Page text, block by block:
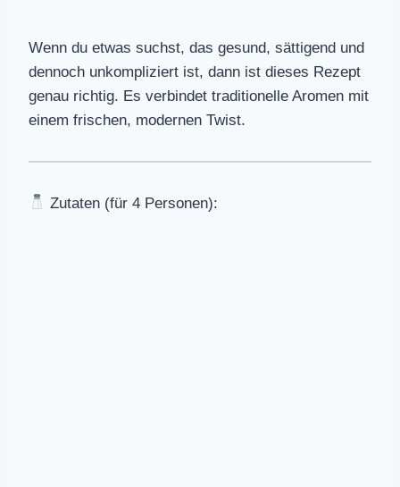
Wenn du etwas suchst, das gesund, sättigend und
dennoch unkompliziert ist, dann ist dieses Rezept
genau richtig. Es verbindet traditionelle Aromen mit
einem frischen, modernen Twist.
Zutaten (für 4 Personen):